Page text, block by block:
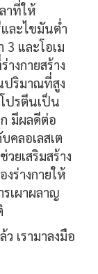
าที่ให้
ละไขมันต่ำ
3 และโอเม
งกายสร้าง
ปริมาณที่สูง
ปรตีนเป็น
มีผลดีต่อ
คลอเลสเต
ยเสริมสร้าง
ร่างกายให้
เผาผลาญ
เรามาลงมือ